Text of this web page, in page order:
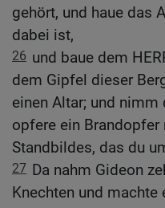
gehört, und haue das
dabei ist,
26 und baue dem
dem Gipfel dieser
einen Altar; und nimm
opfere ein
Standbildes, das du
27 Da nahm Gideon
Knechten und machte